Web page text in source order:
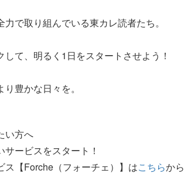
で取り組んでいる東カレ読者たち。
して、明るく1日をスタートさせよう！
豊かな日々を。
い方へ
ービスをスタート！
ス【Forche（フォーチェ）】はこちらから